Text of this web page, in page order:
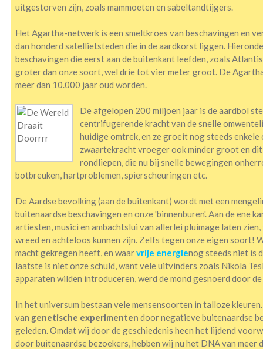
uitgestorven zijn, zoals mammoeten en sabeltandtijgers.
Het Agartha-netwerk is een smeltkroes van beschavingen en
dan honderd satellietsteden die in de aardkorst liggen.
beschavingen die eerst aan de buitenkant leefden, zoals
groter dan onze soort, wel drie tot vier meter groot. De
meer dan 10.000 jaar oud worden.
De afgelopen 200 miljoen jaar is de aardbol
centrifugerende kracht van de snelle
huidige omtrek, en ze groeit nog steeds
zwaartekracht vroeger ook minder groot en
rondliepen, die nu bij snelle bewegingen
botbreuken, hartproblemen, spierscheuringen etc.
De Aardse bevolking (aan de buitenkant) wordt met een
buitenaardse beschavingen en onze 'binnenburen'. Aan de ene
artiesten, musici en ambachtslui van allerlei pluimage laten
wreed en achteloos kunnen zijn. Zelfs tegen onze eigen soort!
macht gekregen heeft, en waarvrije energienog steeds niet is
laatste is niet onze schuld, want vele uitvinders zoals Nikola
apparaten wilden introduceren, werd de mond gesnoerd door
In het universum bestaan vele mensensoorten in talloze
van genetische experimenten door negatieve buitenaardse
geleden. Omdat wij door de geschiedenis heen het lijdend
door buitenaardse bezoekers, hebben wij nu het DNA van